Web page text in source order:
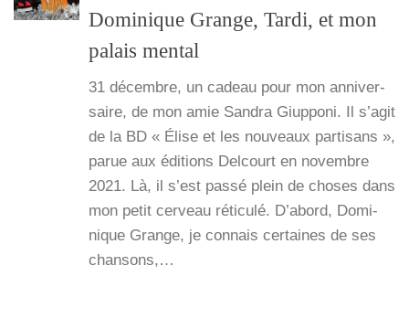
Dominique Grange, Tardi, et mon
palais mental
31 décembre, un cadeau pour mon anni­ver­
saire, de mon amie San­dra Giup­po­ni. Il s’a­git
de la BD « Élise et les nou­veaux par­ti­sans »,
parue aux édi­tions Del­court en novembre
2021. Là, il s’est pas­sé plein de choses dans
mon petit cer­veau réti­cu­lé. D’a­bord, Domi­
nique Grange, je connais cer­taines de ses
chan­sons,…